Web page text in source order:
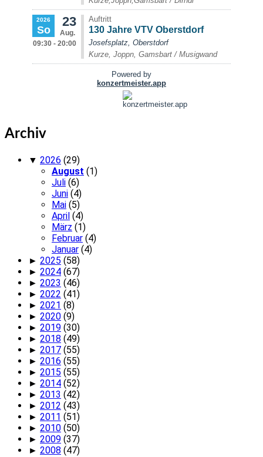
Archiv
▼ 2026 (29)
August (1)
Juli (6)
Juni (4)
Mai (5)
April (4)
März (1)
Februar (4)
Januar (4)
► 2025 (58)
► 2024 (67)
► 2023 (46)
► 2022 (41)
► 2021 (8)
► 2020 (9)
► 2019 (30)
► 2018 (49)
► 2017 (55)
► 2016 (55)
► 2015 (55)
► 2014 (52)
► 2013 (42)
► 2012 (43)
► 2011 (51)
► 2010 (50)
► 2009 (37)
► 2008 (47)